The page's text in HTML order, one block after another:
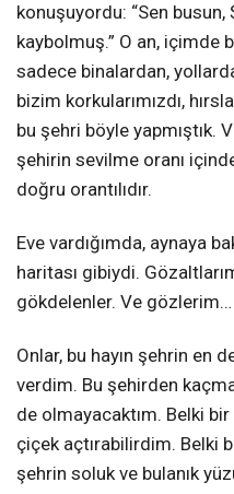
konuşuyordu: “Sen busun,
kaybolmuş.” O an, içimde
sadece binalardan,
bizim korkularımızdı,
bu şehri böyle yapmıştık.
şehirin sevilme oranı
doğru orantılıdır.
Eve vardığımda, aynaya
haritası gibiydi.
gökdelenler. Ve gözlerim…
Onlar, bu hayın şehrin en
verdim. Bu şehirden
de olmayacaktım. Belki
çiçek açtırabilirdim. Belki
şehrin soluk ve bulanık